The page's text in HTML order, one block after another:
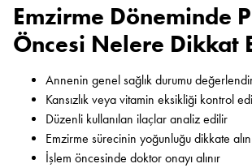
Emzirme Döneminde
Öncesi Nelere Dikkat
Annenin genel sağlık durumu
Kansızlık veya vitamin eksikliği kontrol
Düzenli kullanılan ilaçlar analiz edilir
Emzirme sürecinin yoğunluğu dikkate
İşlem öncesinde doktor onayı alınır